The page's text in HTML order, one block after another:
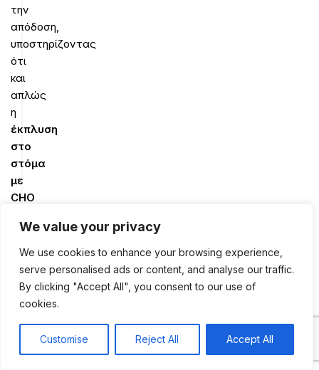
We value your privacy
We use cookies to enhance your browsing experience,
serve personalised ads or content, and analyse our traffic.
By clicking "Accept All", you consent to our use of
cookies.
Customise Reject All Accept All
την
απόδοση,
υποστηρίζοντας
ότι
και
απλώς
η
έκπλυση
στο
στόμα
με
CHO
κατά
τη
διάρκεια
της
άσκησης
είναι
0